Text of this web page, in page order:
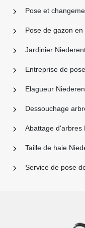
Pose et
Pose de gazon
Jardinier
Entreprise de
Elagueur
Dessouchage
Abattage d'arbres
Taille de haie
Service de pose